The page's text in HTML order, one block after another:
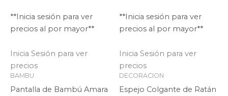
**Inicia sesión para ver
precios al por mayor**
Inicia Sesión para ver
precios
BAMBU
Pantalla de Bambú Amara
**Inicia sesión para ver
precios al por mayor**
Inicia Sesión para ver
precios
DECORACION
Espejo Colgante de Ratán